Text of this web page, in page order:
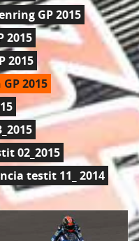
GP 2015
2015
2015
2015
02_2015
testit 11_ 2014